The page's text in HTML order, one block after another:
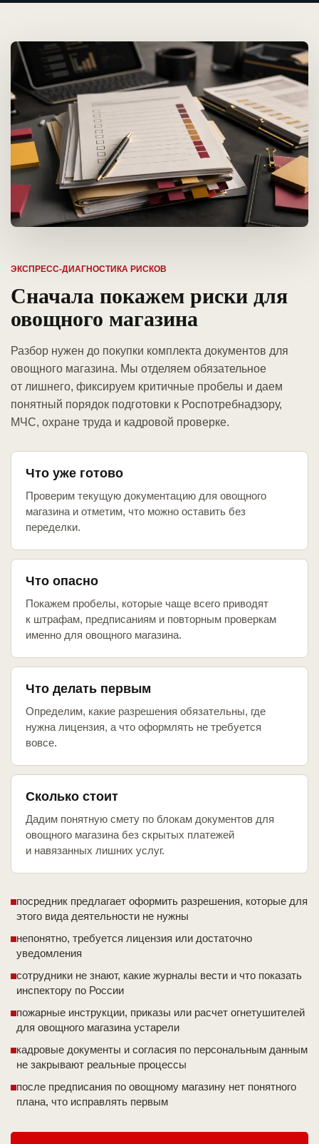
ЭКСПРЕСС-ДИАГНОСТИКА РИСКОВ
Сначала покажем риски для
овощного магазина
Разбор нужен до покупки комплекта документов для
овощного магазина. Мы отделяем обязательное
от лишнего, фиксируем критичные пробелы и даем
понятный порядок подготовки к Роспотребнадзору,
МЧС, охране труда и кадровой проверке.
Что уже готово
Проверим текущую документацию для овощного
магазина и отметим, что можно оставить без
переделки.
Что опасно
Покажем пробелы, которые чаще всего приводят
к штрафам, предписаниям и повторным проверкам
именно для овощного магазина.
Что делать первым
Определим, какие разрешения обязательны, где
нужна лицензия, а что оформлять не требуется
вовсе.
Сколько стоит
Дадим понятную смету по блокам документов для
овощного магазина без скрытых платежей
и навязанных лишних услуг.
посредник предлагает оформить разрешения, которые для
этого вида деятельности не нужны
непонятно, требуется лицензия или достаточно
уведомления
сотрудники не знают, какие журналы вести и что показать
инспектору по России
пожарные инструкции, приказы или расчет огнетушителей
для овощного магазина устарели
кадровые документы и согласия по персональным данным
не закрывают реальные процессы
после предписания по овощному магазину нет понятного
плана, что исправлять первым